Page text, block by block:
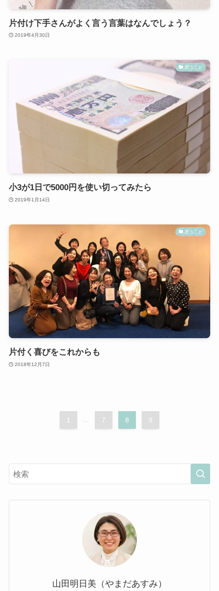
片付け下手さんがよく言う言葉はなんでしょう？
2019年4月30日
思うこと
小3が1日で5000円を使い切ってみたら
2019年1月14日
思うこと
片付く喜びをこれからも
2018年12月7日
1 ... 7 8 9
山田明日美（やまだあすみ）